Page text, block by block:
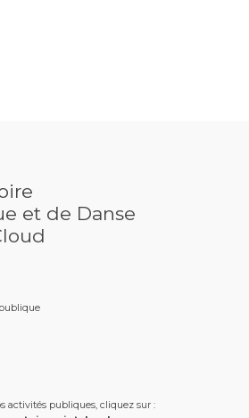
et de Danse
activités publiques, cliquez sur :